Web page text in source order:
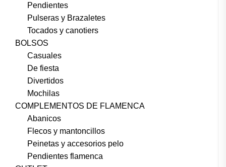
Pendientes
Pulseras y Brazaletes
Tocados y canotiers
BOLSOS
Casuales
De fiesta
Divertidos
Mochilas
COMPLEMENTOS DE FLAMENCA
Abanicos
Flecos y mantoncillos
Peinetas y accesorios pelo
Pendientes flamenca